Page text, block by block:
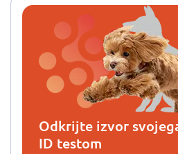
Odkrijte izvor
ID testom